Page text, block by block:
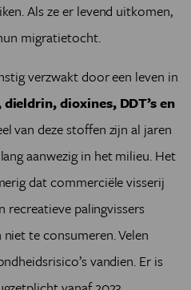
Als ze er levend uitkomen,
migratietocht.
verzwakt door een leven in
dioxines, DDT’s en
van deze stoffen zijn al jaren
aanwezig in het milieu. Het
dat commerciële visserij
recreatieve palingvissers
te consumeren. Velen
vandien. Er is